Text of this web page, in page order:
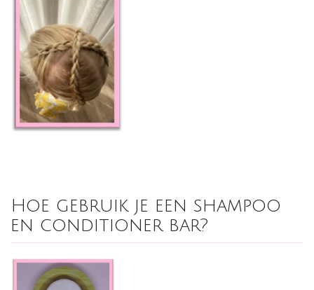
Hoe gebruik je een shampoo
en conditioner bar?